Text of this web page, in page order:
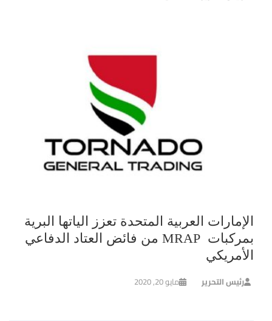
الإمارات العربية المتحدة تعزز الياتها البرية
بمركبات MRAP من فائض العتاد الدفاعي
الأمريكي
رئيس التحرير مايو 20, 2020